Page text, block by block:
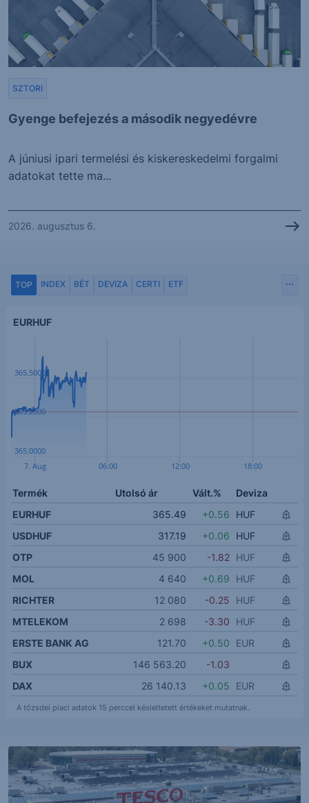
Gyenge befejezés a második negyedévre
SZTORI
A júniusi ipari termelési és kiskereskedelmi forgalmi
adatokat tette ma...
2026. augusztus 6.
TOP INDEX BÉT DEVIZA CERTI ETF
EURHUF
7. Aug 06:00 12:00 18:00
365.0000
365.2500
365.5000
Termék Utolsó ár Vált.%
Deviza
EURHUF
365.49 +0.56
HUF
USDHUF
317.19 +0.06
HUF
OTP
45 900 -1.82 HUF
MOL
4 640 +0.69
HUF
RICHTER
12 080 -0.25
HUF
MTELEKOM
2 698 -3.30
HUF
ERSTE BANK AG
121.70 +0.50
EUR
BUX
146 563.20
-1.03
DAX
26 140.13 +0.05 EUR
A tőzsdei piaci adatok 15 perccel késleltetett értékeket mutatnak.